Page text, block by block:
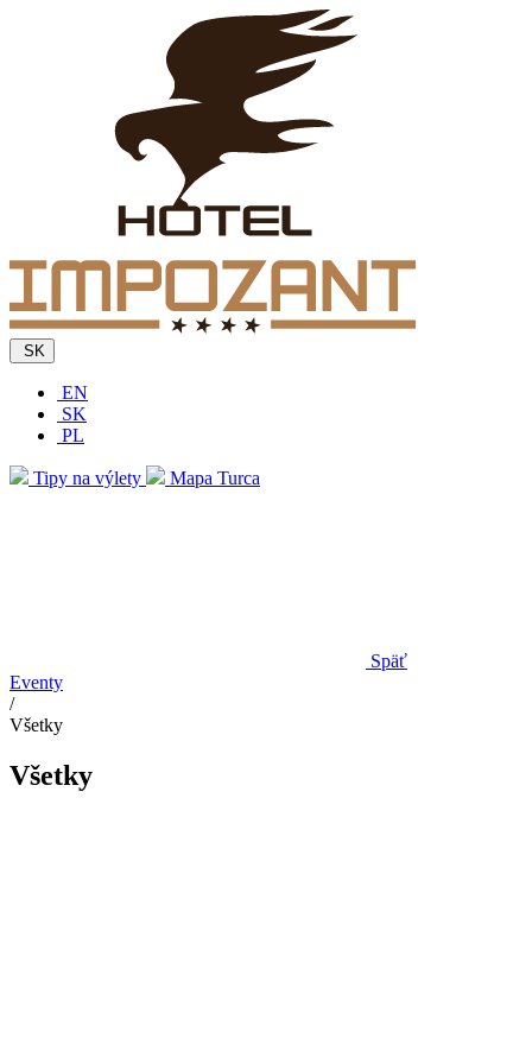
SK
EN
SK
PL
Tipy na výlety Mapa Turca
Späť
Eventy
/
Všetky
Všetky